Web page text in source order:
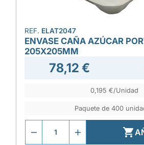
REF. ELAT2047
ENVASE CAÑA AZÚCAR
205X205MM
78,12 €
0,195 €/Unidad
Paquete de 400
